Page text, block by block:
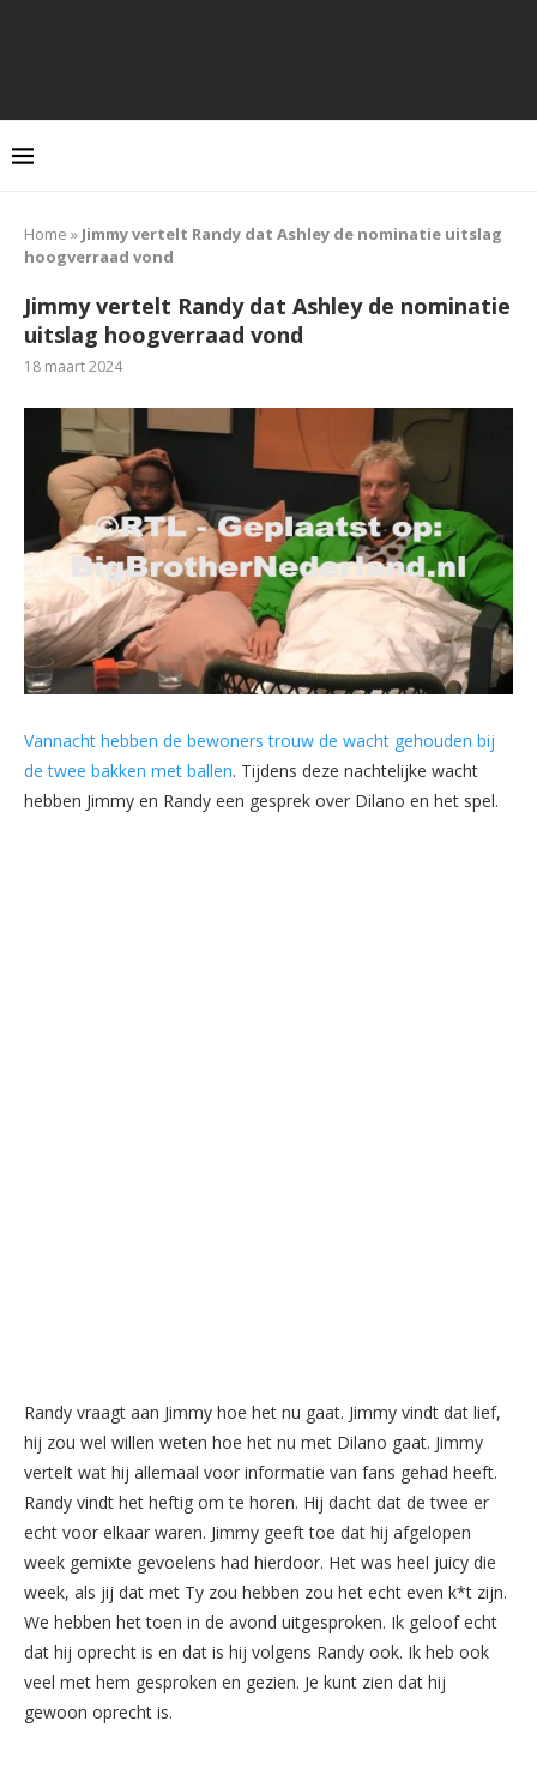
Home » Jimmy vertelt Randy dat Ashley de nominatie uitslag
hoogverraad vond
Jimmy vertelt Randy dat Ashley de nominatie
uitslag hoogverraad vond
18 maart 2024
Vannacht hebben de bewoners trouw de wacht gehouden bij
de twee bakken met ballen. Tijdens deze nachtelijke wacht
hebben Jimmy en Randy een gesprek over Dilano en het spel.
Randy vraagt aan Jimmy hoe het nu gaat. Jimmy vindt dat lief,
hij zou wel willen weten hoe het nu met Dilano gaat. Jimmy
vertelt wat hij allemaal voor informatie van fans gehad heeft.
Randy vindt het heftig om te horen. Hij dacht dat de twee er
echt voor elkaar waren. Jimmy geeft toe dat hij afgelopen
week gemixte gevoelens had hierdoor. Het was heel juicy die
week, als jij dat met Ty zou hebben zou het echt even k*t zijn.
We hebben het toen in de avond uitgesproken. Ik geloof echt
dat hij oprecht is en dat is hij volgens Randy ook. Ik heb ook
veel met hem gesproken en gezien. Je kunt zien dat hij
gewoon oprecht is.